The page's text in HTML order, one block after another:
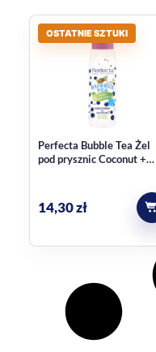
OSTATNIE SZTUKI
Perfecta Bubble Tea Żel
pod prysznic Coconut +
14,30zł